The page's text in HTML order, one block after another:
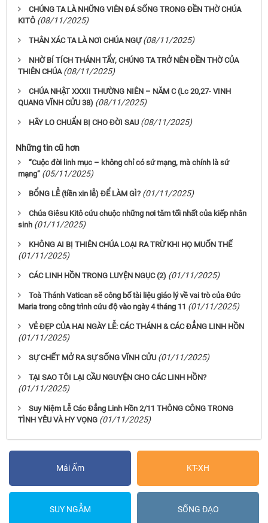
CHÚNG TA LÀ NHỮNG VIÊN ĐÁ SỐNG TRONG ĐỀN THỜ CHÚA
KITÔ (08/11/2025)
THÂN XÁC TA LÀ NƠI CHÚA NGỰ (08/11/2025)
NHỜ BÍ TÍCH THÁNH TẨY, CHÚNG TA TRỞ NÊN ĐỀN THỜ CỦA
THIÊN CHÚA (08/11/2025)
CHÚA NHẬT XXXII THƯỜNG NIÊN – NĂM C (Lc 20,27- ​​​​​​​VINH
QUANG VĨNH CỬU 38) (08/11/2025)
HÃY LO CHUẨN BỊ CHO ĐỜI SAU (08/11/2025)
Những tin cũ hơn
“Cuộc đời linh mục – không chỉ có sứ mạng, mà chính là sứ
mạng” (05/11/2025)
BỔNG LỄ (tiền xin lễ) ĐỂ LÀM GÌ? (01/11/2025)
Chúa Giêsu Kitô cứu chuộc những nơi tăm tối nhất của kiếp nhân
sinh (01/11/2025)
KHÔNG AI BỊ THIÊN CHÚA LOẠI RA TRỪ KHI HỌ MUỐN THẾ
(01/11/2025)
CÁC LINH HỒN TRONG LUYỆN NGỤC (2) (01/11/2025)
Toà Thánh Vatican sẽ công bố tài liệu giáo lý về vai trò của Đức
Maria trong công trình cứu độ vào ngày 4 tháng 11 (01/11/2025)
VẺ ĐẸP CỦA HAI NGÀY LỄ: CÁC THÁNH & CÁC ĐẲNG LINH HỒN
(01/11/2025)
SỰ CHẾT MỞ RA SỰ SỐNG VĨNH CỬU (01/11/2025)
TẠI SAO TÔI LẠI CẦU NGUYỆN CHO CÁC LINH HỒN?
(01/11/2025)
Suy Niệm Lễ Các Đẳng Linh Hồn 2/11 THÔNG CÔNG TRONG
TÌNH YÊU VÀ HY VỌNG (01/11/2025)
Mái Ấm KT-XH
SUY NGẪM SỐNG ĐẠO